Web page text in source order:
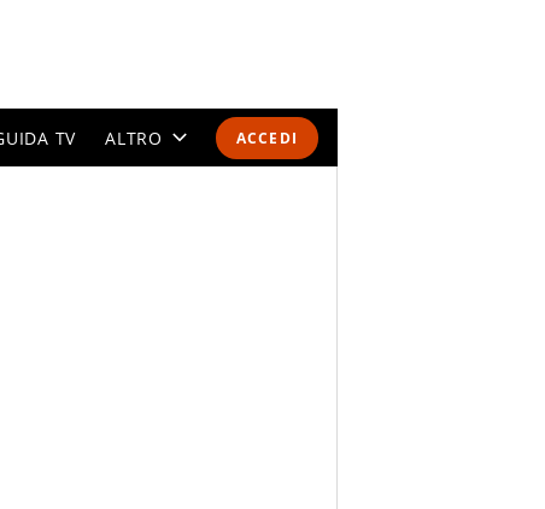
ACCEDI
TV ALTRO